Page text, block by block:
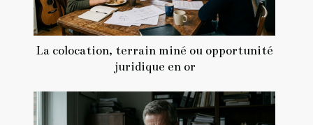
La colocation, terrain miné ou opportunité
juridique en or